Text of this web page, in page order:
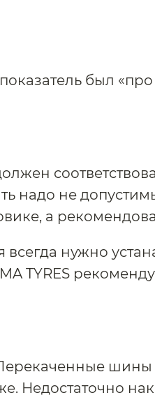
был «про
надо не
а
нужно
TYRES
шины
Недостаточно